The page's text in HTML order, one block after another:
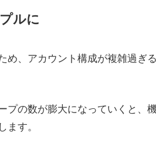
ルに
め、アカウント構成が複雑過ぎ
プの数が膨大になっていくと、
す。